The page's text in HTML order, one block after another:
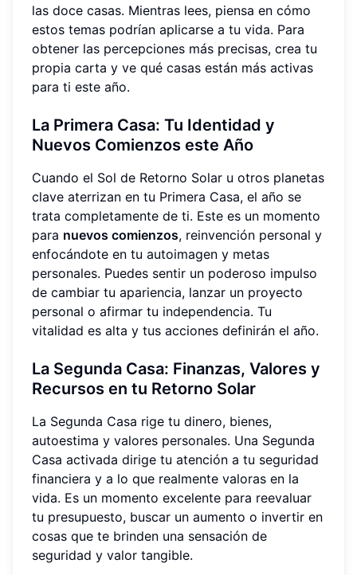
las doce casas. Mientras lees, piensa en cómo
estos temas podrían aplicarse a tu vida. Para
obtener las percepciones más precisas, crea tu
propia carta y ve qué casas están más activas
para ti este año.
La Primera Casa: Tu Identidad y
Nuevos Comienzos este Año
Cuando el Sol de Retorno Solar u otros planetas
clave aterrizan en tu Primera Casa, el año se
trata completamente de ti. Este es un momento
para nuevos comienzos, reinvención personal y
enfocándote en tu autoimagen y metas
personales. Puedes sentir un poderoso impulso
de cambiar tu apariencia, lanzar un proyecto
personal o afirmar tu independencia. Tu
vitalidad es alta y tus acciones definirán el año.
La Segunda Casa: Finanzas, Valores y
Recursos en tu Retorno Solar
La Segunda Casa rige tu dinero, bienes,
autoestima y valores personales. Una Segunda
Casa activada dirige tu atención a tu seguridad
financiera y a lo que realmente valoras en la
vida. Es un momento excelente para reevaluar
tu presupuesto, buscar un aumento o invertir en
cosas que te brinden una sensación de
seguridad y valor tangible.